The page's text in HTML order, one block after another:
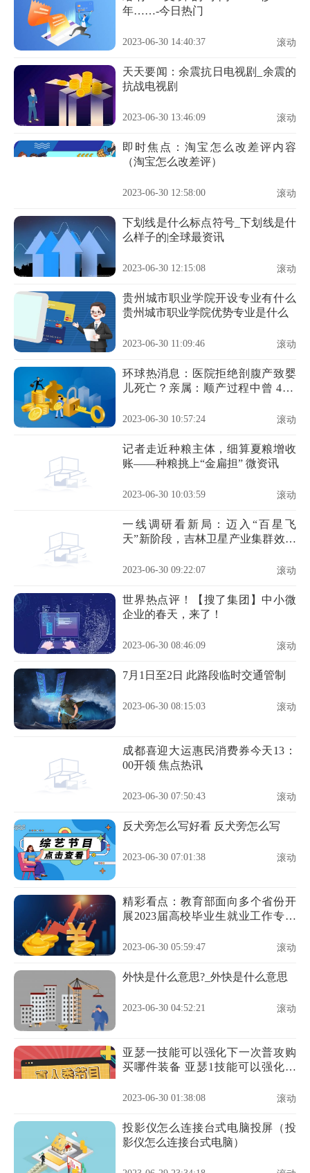
年……-今日热门
2023-06-30 14:40:37 滚动
天天要闻：余震抗日电视剧_余震的
抗战电视剧
2023-06-30 13:46:09 滚动
即时焦点：淘宝怎么改差评内容
（淘宝怎么改差评）
2023-06-30 12:58:00 滚动
下划线是什么标点符号_下划线是什
么样子的|全球最资讯
2023-06-30 12:15:08 滚动
贵州城市职业学院开设专业有什么
贵州城市职业学院优势专业是什么
2023-06-30 11:09:46 滚动
环球热消息：医院拒绝剖腹产致婴
儿死亡？亲属：顺产过程中曾 4 次
2023-06-30 10:57:24 滚动
记者走近种粮主体，细算夏粮增收
账——种粮挑上“金扁担” 微资讯
2023-06-30 10:03:59 滚动
一线调研看新局：迈入“百星飞
天”新阶段，吉林卫星产业集群效应
2023-06-30 09:22:07 滚动
世界热点评！【搜了集团】中小微
企业的春天，来了！
2023-06-30 08:46:09 滚动
7月1日至2日 此路段临时交通管制
2023-06-30 08:15:03 滚动
成都喜迎大运惠民消费券今天13：
00开领 焦点热讯
2023-06-30 07:50:43 滚动
反犬旁怎么写好看 反犬旁怎么写
2023-06-30 07:01:38 滚动
精彩看点：教育部面向多个省份开
展2023届高校毕业生就业工作专项
2023-06-30 05:59:47 滚动
外快是什么意思?_外快是什么意思
2023-06-30 04:52:21 滚动
亚瑟一技能可以强化下一次普攻购
买哪件装备 亚瑟1技能可以强化下
2023-06-30 01:38:08 滚动
投影仪怎么连接台式电脑投屏（投
影仪怎么连接台式电脑）